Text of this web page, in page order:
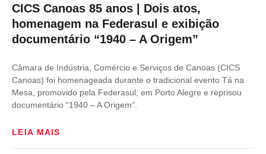
CICS Canoas 85 anos | Dois atos,
homenagem na Federasul e exibição
documentário “1940 – A Origem”
Câmara de Indústria, Comércio e Serviços de Canoas (CICS
Canoas) foi homenageada durante o tradicional evento Tá na
Mesa, promovido pela Federasul, em Porto Alegre e reprisou
documentário “1940 – A Origem”.
LEIA MAIS